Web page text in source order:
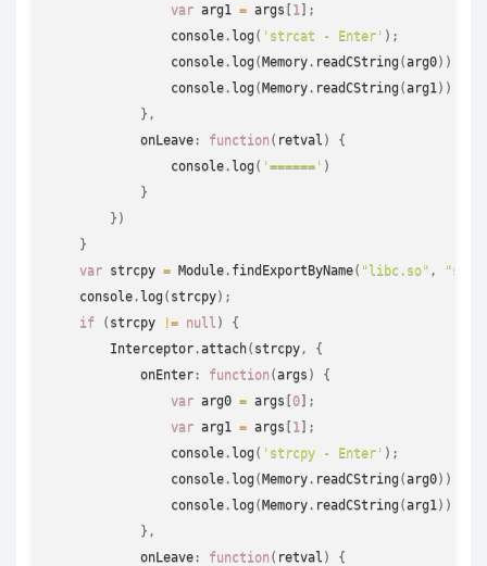
var arg1 = args [ 1] ;
console. log( 'strcat - Enter' ) ;
console. log( Memory. readCString(arg0) )
console. log( Memory. readCString(arg1) )
} ,
            onLeave
: function( retval )
{
console. log( '======' )
}
} )
}
var strcpy = Module. findExportByName( "libc.so" ,
console. log( strcpy) ;
if
( strcpy != null )
{
        Interceptor
.attach( strcpy,
{
            onEnter
: function(args )
{
var arg0 = args [0] ;
var arg1 = args [ 1] ;
console. log( 'strcpy - Enter' ) ;
console. log( Memory. readCString(arg0) )
console. log( Memory. readCString(arg1) )
} ,
            onLeave
: function( retval )
{